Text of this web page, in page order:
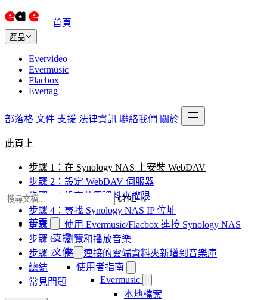
首頁
產品
Evervideo
Evermusic
Flacbox
Evertag
部落格 文件 支援 法律資訊 聯絡我們 關於
CTRL K
首頁
支援
文件
使用者指南
Evermusic
本地檔案
此頁上
步驟 1：在 Synology NAS 上安裝 WebDAV
步驟 2：設定 WebDAV 伺服器
步驟 3：設定共用資料夾權限
步驟 4：尋找 Synology NAS IP 位址
步驟 5：使用 Evermusic/Flacbox 連接 Synology NAS
步驟 6：瀏覽和播放音樂
步驟 7：將已連接的雲端資料夾新增到音樂庫
總結
常見問題